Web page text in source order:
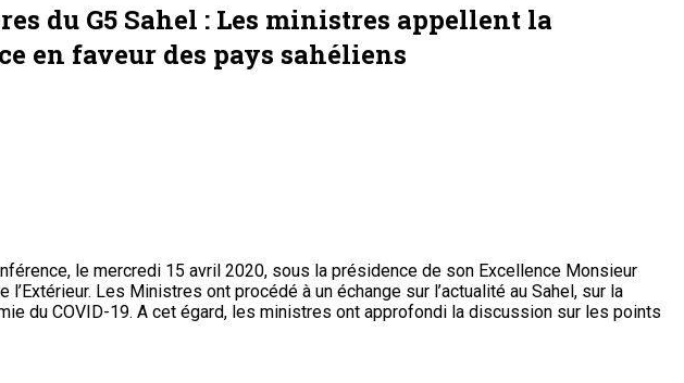
du G5 Sahel : Les ministres appellent la
en faveur des pays sahéliens
le mercredi 15 avril 2020, sous la présidence de son Excellence Monsieur
Les Ministres ont procédé à un échange sur l’actualité au Sahel, sur la
du COVID-19. A cet égard, les ministres ont approfondi la discussion sur les points